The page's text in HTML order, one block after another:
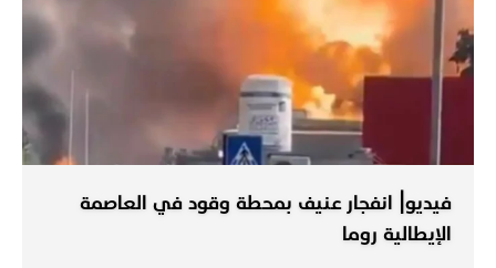
فيديو| انفجار عنيف بمحطة وقود في العاصمة
الإيطالية روما